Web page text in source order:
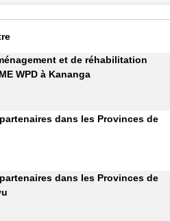
et de réhabilitation
WPD à Kananga
dans les Provinces de
dans les Provinces de